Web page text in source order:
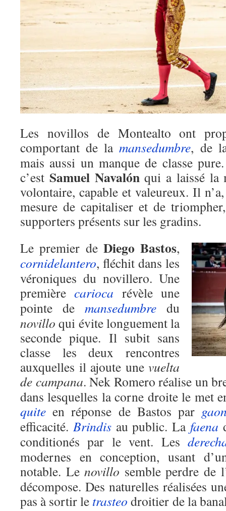
Les novillos de Montealto ont
comportant de lamansedumbre, de
mais aussi un manque de classe
c’est Samuel Navalónqui a laissé la
volontaire, capable et valeureux. Il
mesure de capitaliser et de
supporters présents sur les gradins.
Le premier de Diego Bastos,
cornidelantero, fléchit dans les
véroniques du novillero. Une
premièrecarioca révèle une
pointe de mansedumbre du
novillo qui évite longuement la
seconde pique. Il subit sans
classe les deux rencontres
auxquelles il ajoute une vuelta
de campana. Nek Romero réalise un
dans lesquelles la corne droite le met
quite en réponse de Bastos par
efficacité. Brindisau public. La faena
conditionés par le vent. Les
modernes en conception, usant
notable. Lenovillo semble perdre de
décompose. Des naturelles réalisées
pas à sortir le trasteo droitier de la